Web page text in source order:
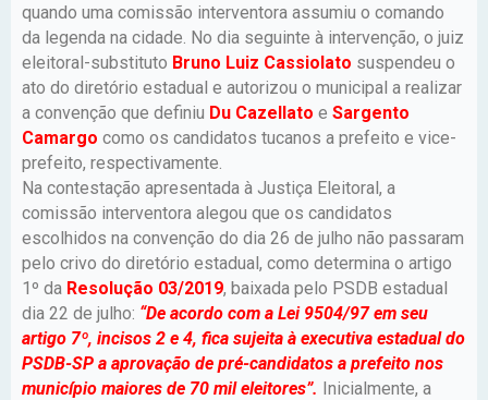
quando uma comissão interventora assumiu o comando
da legenda na cidade. No dia seguinte à intervenção, o juiz
eleitoral-substituto Bruno Luiz Cassiolato suspendeu o
ato do diretório estadual e autorizou o municipal a realizar
a convenção que definiu Du Cazellato e Sargento
Camargo como os candidatos tucanos a prefeito e vice-
prefeito, respectivamente.
Na contestação apresentada à Justiça Eleitoral, a
comissão interventora alegou que os candidatos
escolhidos na convenção do dia 26 de julho não passaram
pelo crivo do diretório estadual, como determina o artigo
1º da Resolução 03/2019, baixada pelo PSDB estadual
dia 22 de julho: “De acordo com a Lei 9504/97 em seu
artigo 7º, incisos 2 e 4, fica sujeita à executiva estadual do
PSDB-SP a aprovação de pré-candidatos a prefeito nos
município maiores de 70 mil eleitores”. Inicialmente, a